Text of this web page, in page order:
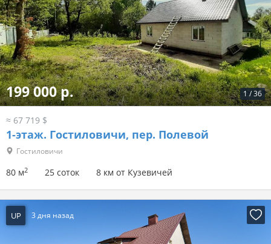
1 /36
199 000 р.
≈ 67 719 $
1-этаж. Гостиловичи, пер. Полевой
Гостиловичи
80 м2 25 соток 8 км от Кузевичей
UP 3 дня назад